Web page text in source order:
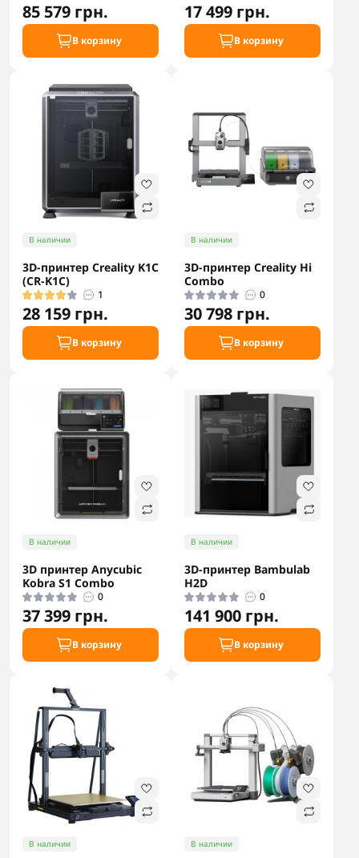
85 579 грн.
В корзину
17 499 грн.
В корзину
В наличии
3D-принтер Creality K1C
(CR-K1C)
1
28 159 грн.
В корзину
В наличии
3D-принтер Creality Hi
Combo
0
30 798 грн.
В корзину
В наличии
3D принтер Anycubic
Kobra S1 Combo
0
37 399 грн.
В корзину
В наличии
3D-принтер Bambulab
H2D
0
141 900 грн.
В корзину
В наличии В наличии